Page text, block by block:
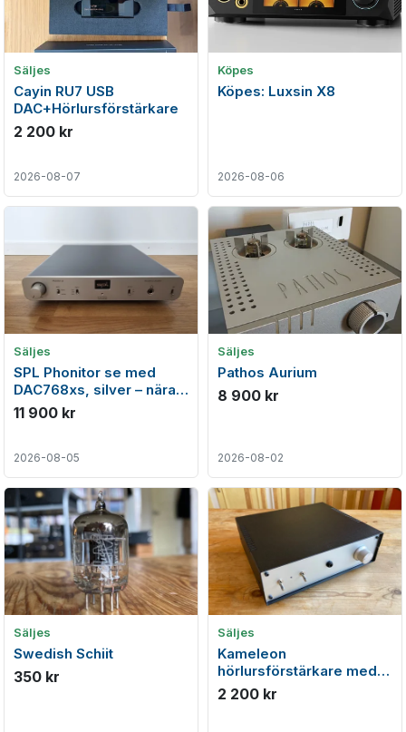
Säljes
Cayin RU7 USB
DAC+Hörlursförstärkare
2 200 kr
2026-08-07
Köpes
Köpes: Luxsin X8
2026-08-06
Säljes
SPL Phonitor se med
DAC768xs, silver – nära
nyskick
11 900 kr
2026-08-05
Säljes
Pathos Aurium
8 900 kr
2026-08-02
Säljes
Swedish Schiit
350 kr
Säljes
Kameleon
hörlursförstärkare med
analoga filter - sänkt pris!
2 200 kr